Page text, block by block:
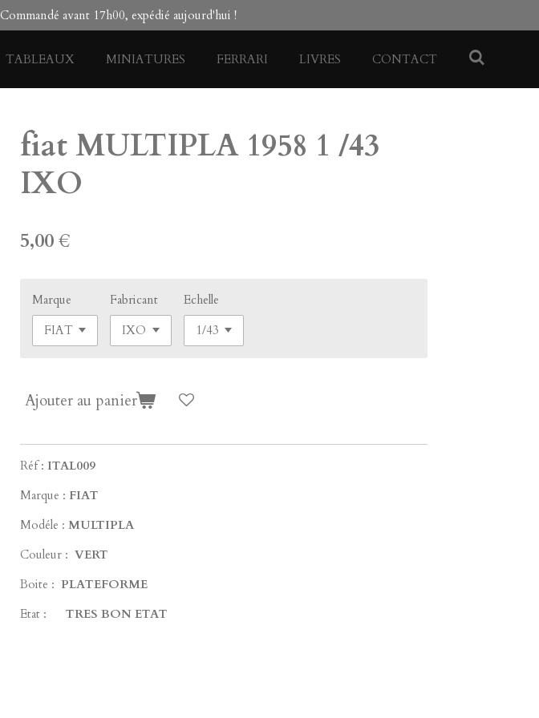
Commandé avant 17h00, expédié aujourd'hui !
TABLEAUX MINIATURES FERRARI LIVRES CONTACT
fiat MULTIPLA 1958 1 /43
IXO
5,00 €
Marque Fabricant Echelle
Ajouter au panier
Réf : ITAL009
Marque : FIAT
Modéle : MULTIPLA
Couleur : VERT
Boite : PLATEFORME
Etat :
TRES BON ETAT